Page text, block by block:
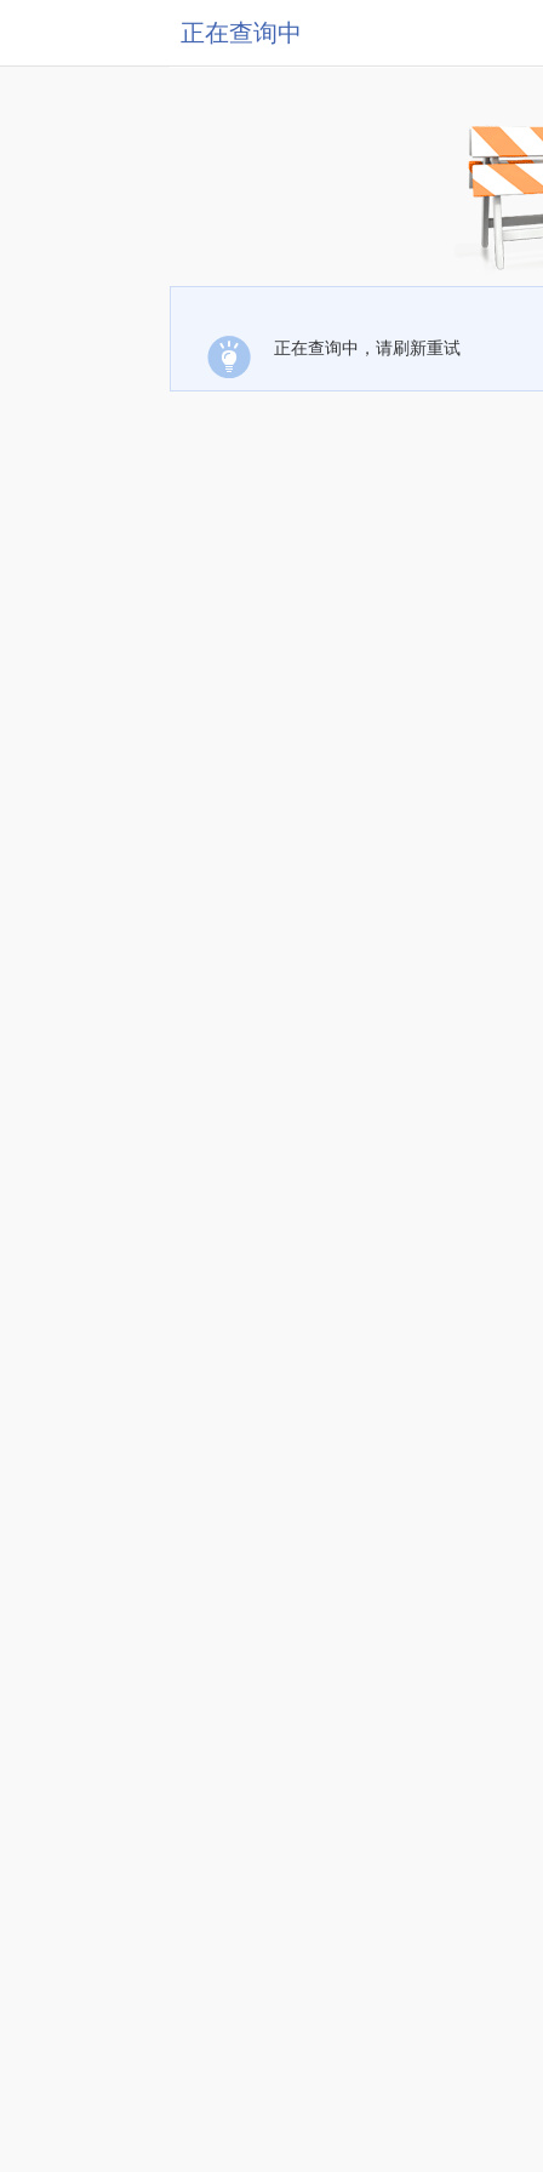
正在查询中
正在查询中，请刷新重试